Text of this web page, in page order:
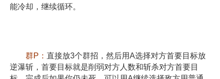
能冷却，继续循环。
群P： 直接放3个群招，然后用A选择对方首要目标放
逆瀑斩，首要目标就是削弱对方人数和斩杀对方首要目